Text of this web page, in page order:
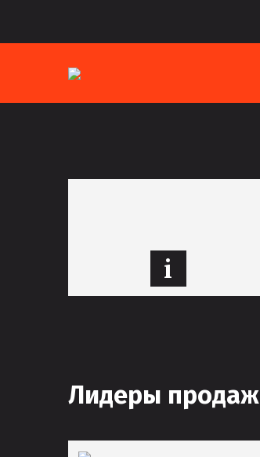
i
Лидеры продаж